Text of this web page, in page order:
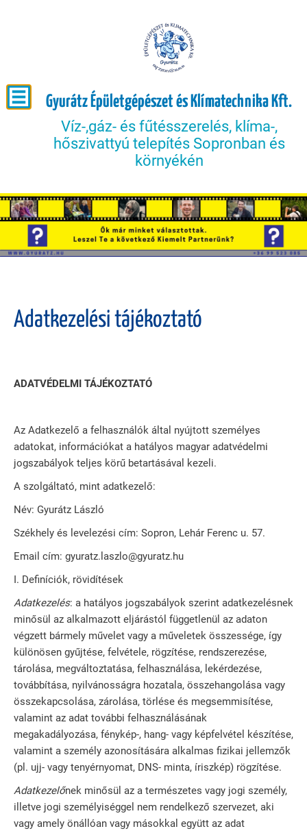
Gyurátz Épületgépészet és Klímatechnika Kft.
Víz-,gáz- és fűtésszerelés, klíma-,
hőszivattyú telepítés Sopronban és
környékén
Adatkezelési tájékoztató
ADATVÉDELMI TÁJÉKOZTATÓ
Az Adatkezelő a felhasználók által nyújtott személyes
adatokat, információkat a hatályos magyar adatvédelmi
jogszabályok teljes körű betartásával kezeli.
A szolgáltató, mint adatkezelő:
Név: Gyurátz László
Székhely és levelezési cím: Sopron, Lehár Ferenc u. 57.
Email cím: gyuratz.laszlo@gyuratz.hu
I. Definíciók, rövidítések
Adatkezelés: a hatályos jogszabályok szerint adatkezelésnek
minősül az alkalmazott eljárástól függetlenül az adaton
végzett bármely művelet vagy a műveletek összessége, így
különösen gyűjtése, felvétele, rögzítése, rendszerezése,
tárolása, megváltoztatása, felhasználása, lekérdezése,
továbbítása, nyilvánosságra hozatala, összehangolása vagy
összekapcsolása, zárolása, törlése és megsemmisítése,
valamint az adat további felhasználásának
megakadályozása, fénykép-, hang- vagy képfelvétel készítése,
valamint a személy azonosítására alkalmas fizikai jellemzők
(pl. ujj- vagy tenyérnyomat, DNS- minta, íriszkép) rögzítése.
Adatkezelőnek minősül az a természetes vagy jogi személy,
illetve jogi személyiséggel nem rendelkező szervezet, aki
vagy amely önállóan vagy másokkal együtt az adat